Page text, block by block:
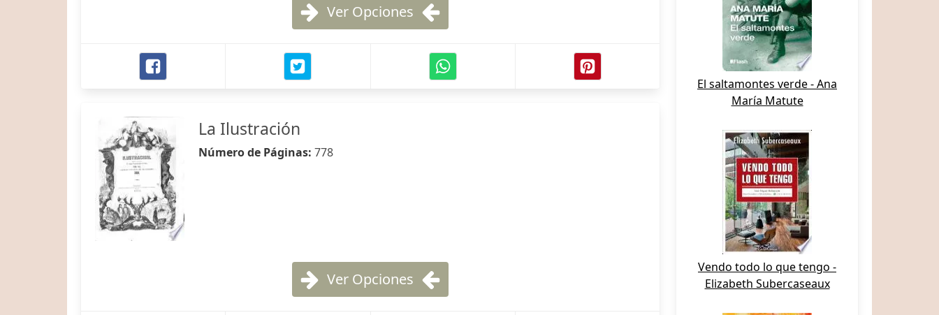
Ver Opciones
La Ilustración
Número de Páginas: 778
Ver Opciones
El saltamontes verde - Ana
María Matute
Vendo todo lo que tengo -
Elizabeth Subercaseaux